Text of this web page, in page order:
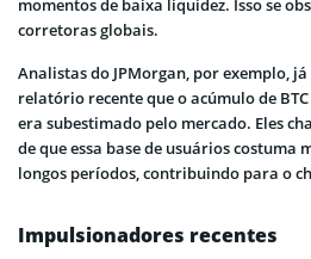
momentos de baixa liquidez. Isso se
corretoras globais.
Analistas do JPMorgan, por exemplo,
relatório recente que o acúmulo de
era subestimado pelo mercado. Eles
de que essa base de usuários costuma
longos períodos, contribuindo para o
Impulsionadores recentes